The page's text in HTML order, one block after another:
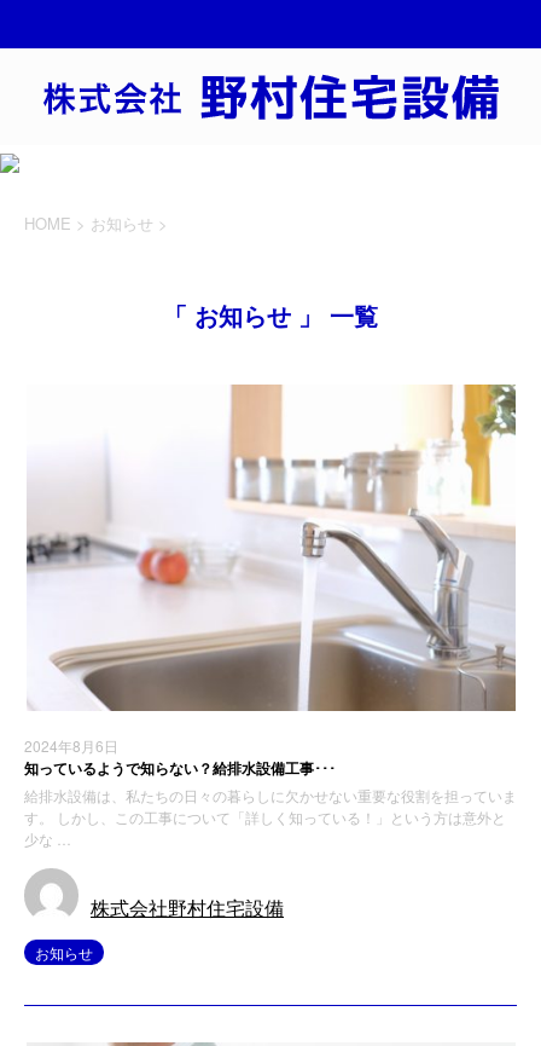
HOME > お知らせ >
「 お知らせ 」 一覧
2024年8月6日
知っているようで知らない？給排水設備工事･･･
給排水設備は、私たちの日々の暮らしに欠かせない重要な役割を担っていま
す。 しかし、この工事について「詳しく知っている！」という方は意外と
少な …
株式会社野村住宅設備
お知らせ